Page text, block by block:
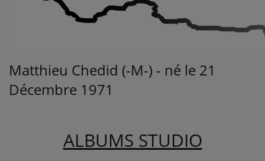
PODCASTS
Titres diffusés
Matthieu Chedid (-M-) - né le 21
Décembre 1971
ALBUMS STUDIO